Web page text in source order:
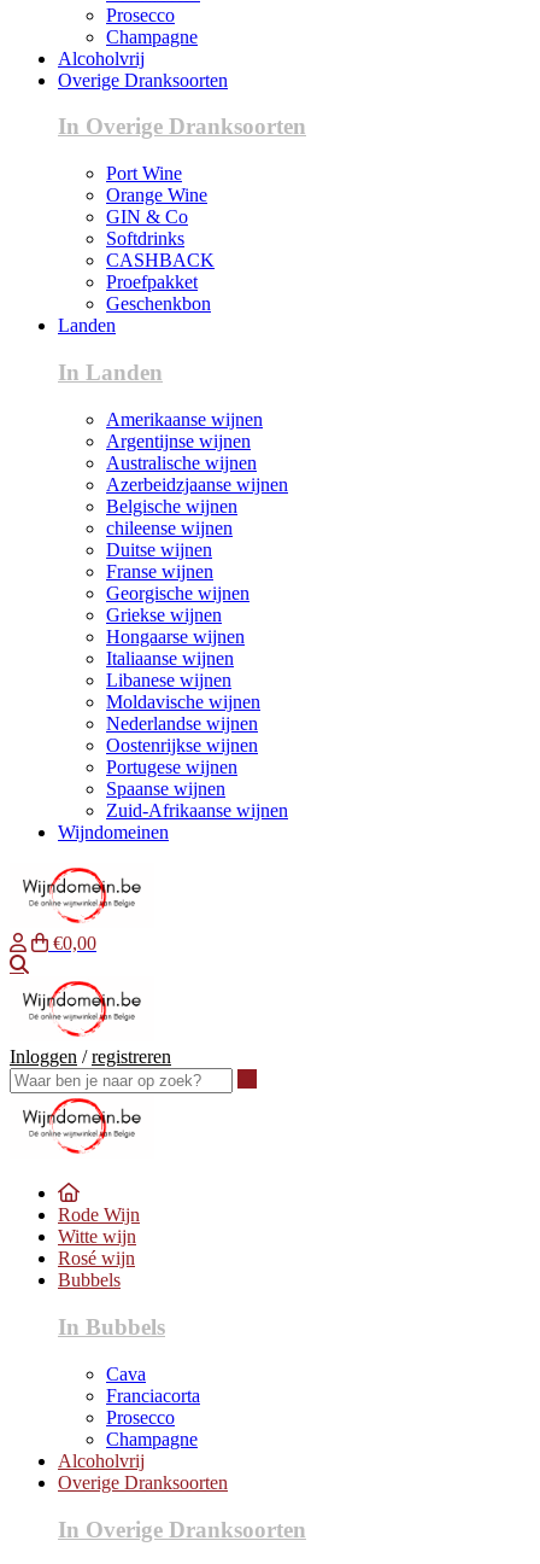
Prosecco
Champagne
Alcoholvrij
Overige Dranksoorten
In Overige Dranksoorten
Port Wine
Orange Wine
GIN & Co
Softdrinks
CASHBACK
Proefpakket
Geschenkbon
Landen
In Landen
Amerikaanse wijnen
Argentijnse wijnen
Australische wijnen
Azerbeidzjaanse wijnen
Belgische wijnen
chileense wijnen
Duitse wijnen
Franse wijnen
Georgische wijnen
Griekse wijnen
Hongaarse wijnen
Italiaanse wijnen
Libanese wijnen
Moldavische wijnen
Nederlandse wijnen
Oostenrijkse wijnen
Portugese wijnen
Spaanse wijnen
Zuid-Afrikaanse wijnen
Wijndomeinen
€0,00
Inloggen /registreren
Rode Wijn
Witte wijn
Rosé wijn
Bubbels
In Bubbels
Cava
Franciacorta
Prosecco
Champagne
Alcoholvrij
Overige Dranksoorten
In Overige Dranksoorten